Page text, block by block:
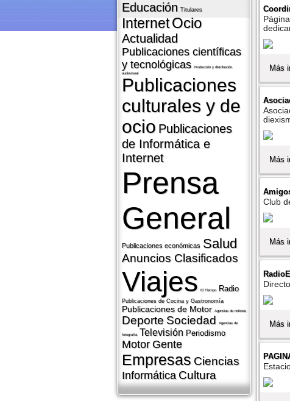
Educación Titulares
InternetOcio
Actualidad
Publicaciones cientí­ficas
y tecnológicas
Producción y distribución
audiovisual
Publicaciones
culturales y de
ocio Publicaciones
de Informática e
Internet
Prensa
General
Publicaciones económicas Salud
Anuncios Clasificados
Viajes El Tiempo Radio
Publicaciones de Cocina y Gastronomí­a
Publicaciones de Motor Agencias de noticias
Deporte Sociedad Agencias de
fotografí­a Televisión Periodismo
Motor Gente
Empresas Ciencias
Informática Cultura
Más
Más
Club
Más
Más